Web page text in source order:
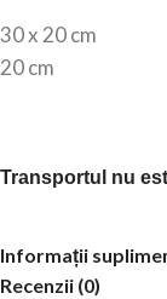
30 x 20
20 cm
Transportul nu
Informații
Recenzii (0)